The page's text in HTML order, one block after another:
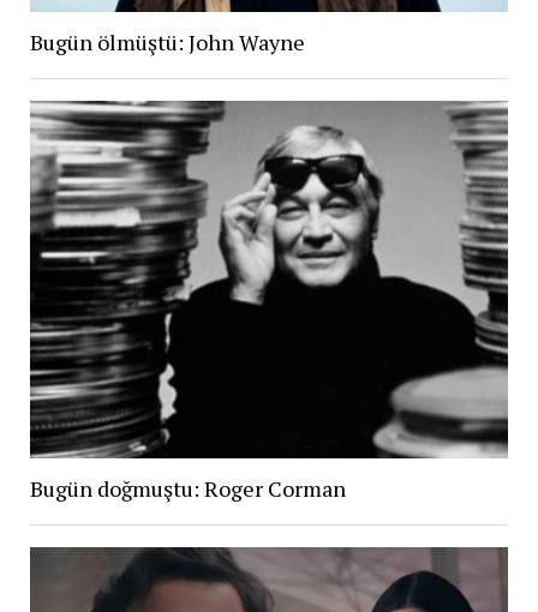
Bugün ölmüştü: John Wayne
Bugün doğmuştu: Roger Corman